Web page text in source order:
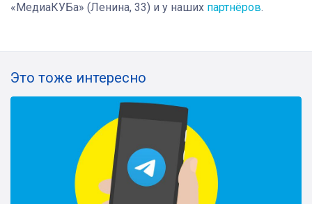
«МедиаКУБа» (Ленина, 33) и у наших партнёров.
Это тоже интересно